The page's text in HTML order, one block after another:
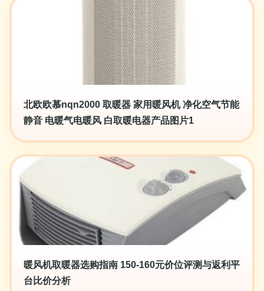
北欧欧慕nqn2000 取暖器 家用暖风机 净化空气节能
静音 电暖气电暖风 白取暖电器产品图片1
暖风机取暖器选购指南 150-160元价位评测与返利平
台比价分析